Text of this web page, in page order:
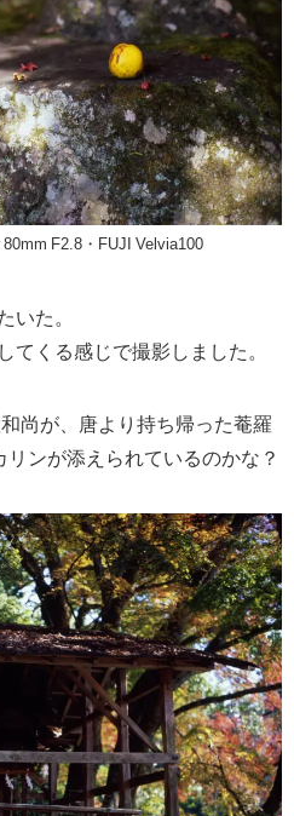
F2.8・FUJI Velvia100
いた。
てくる感じで撮影しました。
尚が、唐より持ち帰った菴羅
ンが添えられているのかな？